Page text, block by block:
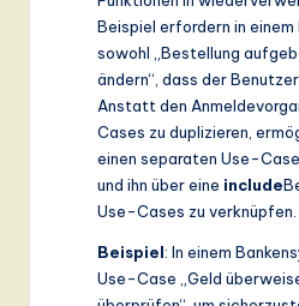
Beispiel erfordern in
sowohl „Bestellung
ändern“, dass der Benutzer
Anstatt den
Cases zu duplizieren,
einen separaten Use-
und ihn über eine include
Use-Cases zu verknüpfen.
Beispiel: In einem
Use-Case „Geld